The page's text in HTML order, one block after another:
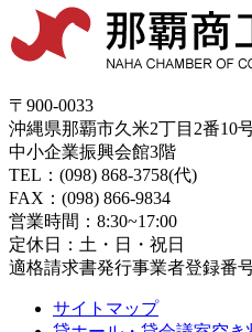
〒900-0033
沖縄県那覇市久米2丁目2番10
中小企業振興会館3階
TEL：(098) 868-3758(代)
FAX：(098) 866-9834
営業時間：8:30~17:00
定休日：土・日・祝日
適格請求書発行事業者登録番
サイトマップ